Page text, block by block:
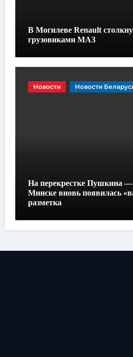
В Могилеве Renault
грузовиками МАЗ
Новости Новости
На перекрестке Пушкина
Минске вновь появилась
разметка